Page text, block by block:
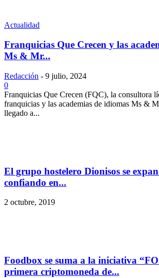
Actualidad
Franquicias Que Crecen y las
Ms & Mr...
Redacción - 9 julio, 2024
0
Franquicias Que Crecen (FQC), la consultora
franquicias y las academias de idiomas Ms &
llegado a...
El grupo hostelero Dionisos se
confiando en...
2 octubre, 2019
Foodbox se suma a la iniciativa
primera criptomoneda de...